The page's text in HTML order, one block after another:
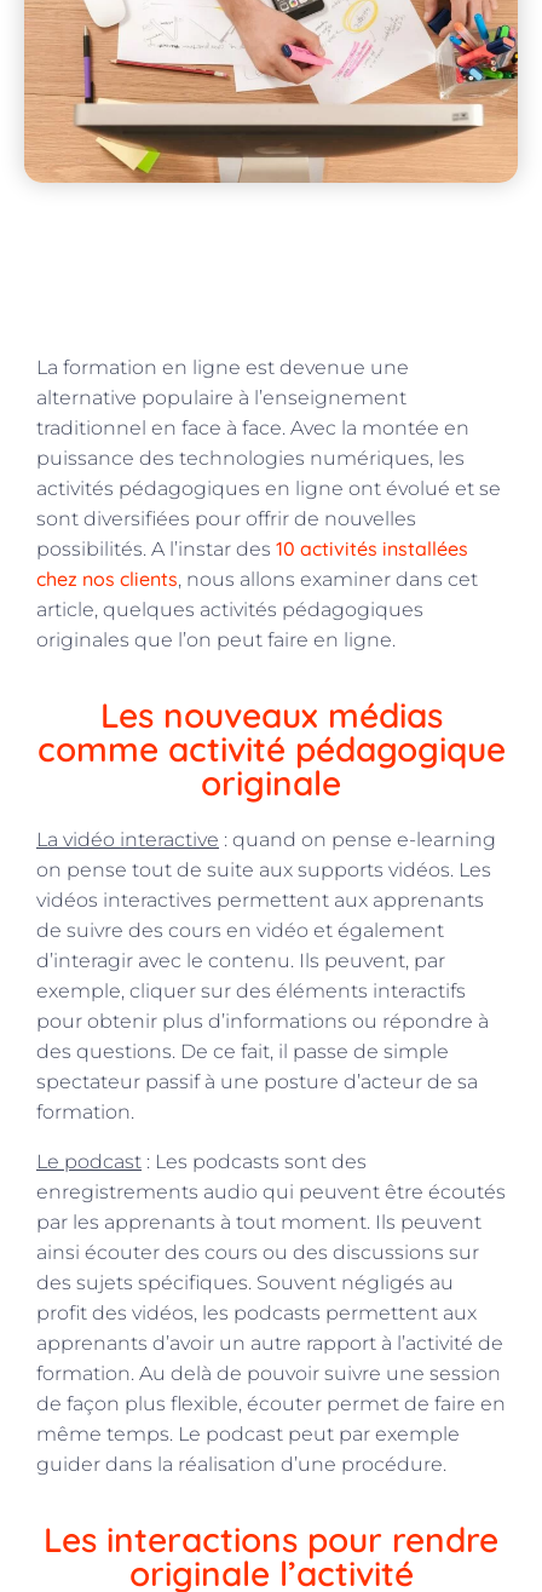
La formation en ligne est devenue une
alternative populaire à l’enseignement
traditionnel en face à face. Avec la montée en
puissance des technologies numériques, les
activités pédagogiques en ligne ont évolué et se
sont diversifiées pour offrir de nouvelles
possibilités. A l’instar des 10 activités installées
chez nos clients, nous allons examiner dans cet
article, quelques activités pédagogiques
originales que l’on peut faire en ligne.
Les nouveaux médias
comme activité pédagogique
originale
La vidéo interactive : quand on pense e-learning
on pense tout de suite aux supports vidéos. Les
vidéos interactives permettent aux apprenants
de suivre des cours en vidéo et également
d’interagir avec le contenu. Ils peuvent, par
exemple, cliquer sur des éléments interactifs
pour obtenir plus d’informations ou répondre à
des questions. De ce fait, il passe de simple
spectateur passif à une posture d’acteur de sa
formation.
Le podcast : Les podcasts sont des
enregistrements audio qui peuvent être écoutés
par les apprenants à tout moment. Ils peuvent
ainsi écouter des cours ou des discussions sur
des sujets spécifiques. Souvent négligés au
profit des vidéos, les podcasts permettent aux
apprenants d’avoir un autre rapport à l’activité de
formation. Au delà de pouvoir suivre une session
de façon plus flexible, écouter permet de faire en
même temps. Le podcast peut par exemple
guider dans la réalisation d’une procédure.
Les interactions pour rendre
originale l’activité